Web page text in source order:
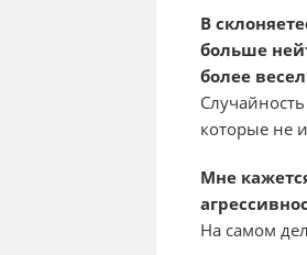
В
больше
более
которые не
Мне
На самом